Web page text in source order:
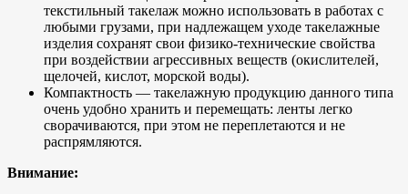
текстильный такелаж можно использовать в работах с
любыми грузами, при надлежащем уходе такелажные
изделия сохранят свои физико-технические свойства
при воздействии агрессивных веществ (окислителей,
щелочей, кислот, морской воды).
Компактность — такелажную продукцию данного типа
очень удобно хранить и перемещать: ленты легко
сворачиваются, при этом не переплетаются и не
распрямляются.
Внимание: